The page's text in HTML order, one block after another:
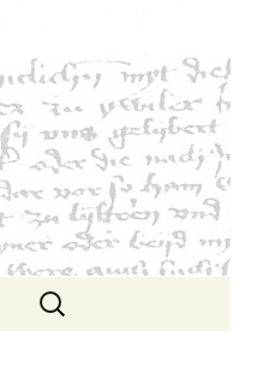
Suchen
nach: